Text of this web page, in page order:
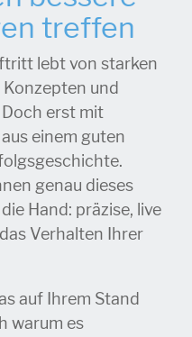
treffen
lebt von starken
und
erst mit
einem guten
genau dieses
Hand: präzise, live
Verhalten Ihrer
auf Ihrem Stand
warum es